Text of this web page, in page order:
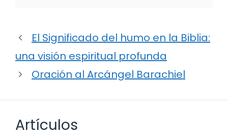
El Significado del humo en la Biblia:
una visión espiritual profunda
Oración al Arcángel Barachiel
Artículos